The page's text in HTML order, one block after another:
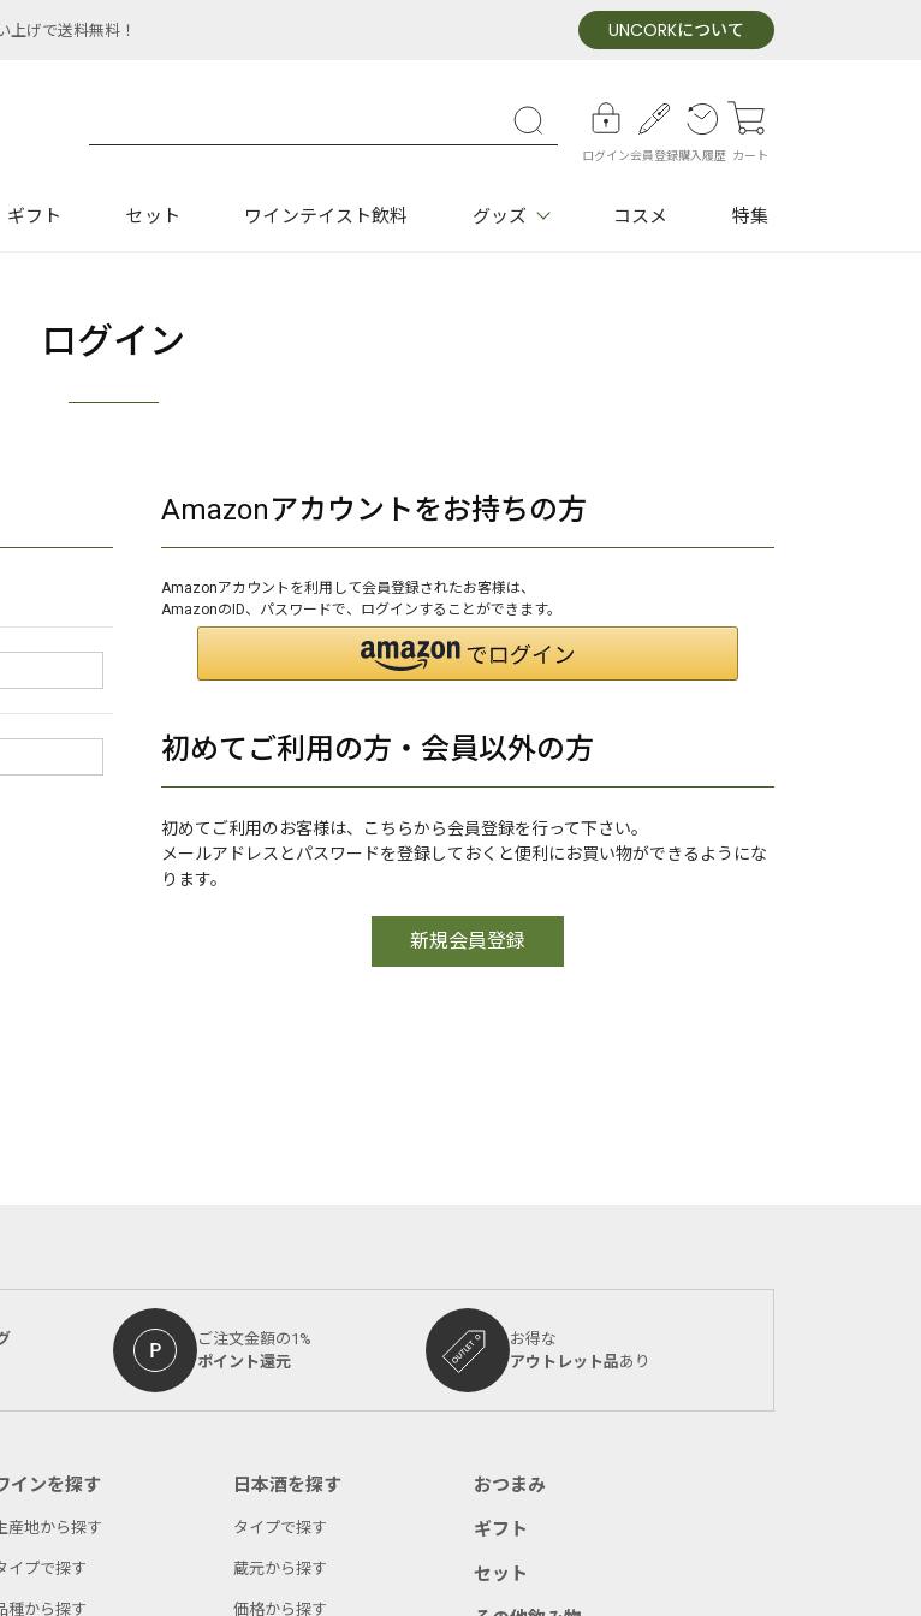
上げで送料無料！ UNCORKについて
ログイン会員登録購入履歴 カート
ギフト セット ワインテイスト飲料 グッズ コスメ 特集
ログイン
Amazonアカウントをお持ちの方
Amazonアカウントを利用して会員登録されたお客様は、
AmazonのID、パスワードで、ログインすることができます。
初めてご利用の方・会員以外の方
初めてご利用のお客様は、こちらから会員登録を行って下さい。
メールアドレスとパスワードを登録しておくと便利にお買い物ができるようにな
ります。
ご注文金額の1%
ポイント還元
お得な
アウトレット品あり
インを探す
産地から探す
イプで探す
種から探す
日本酒を探す
タイプで探す
蔵元から探す
価格から探す
おつまみ
ギフト
セット